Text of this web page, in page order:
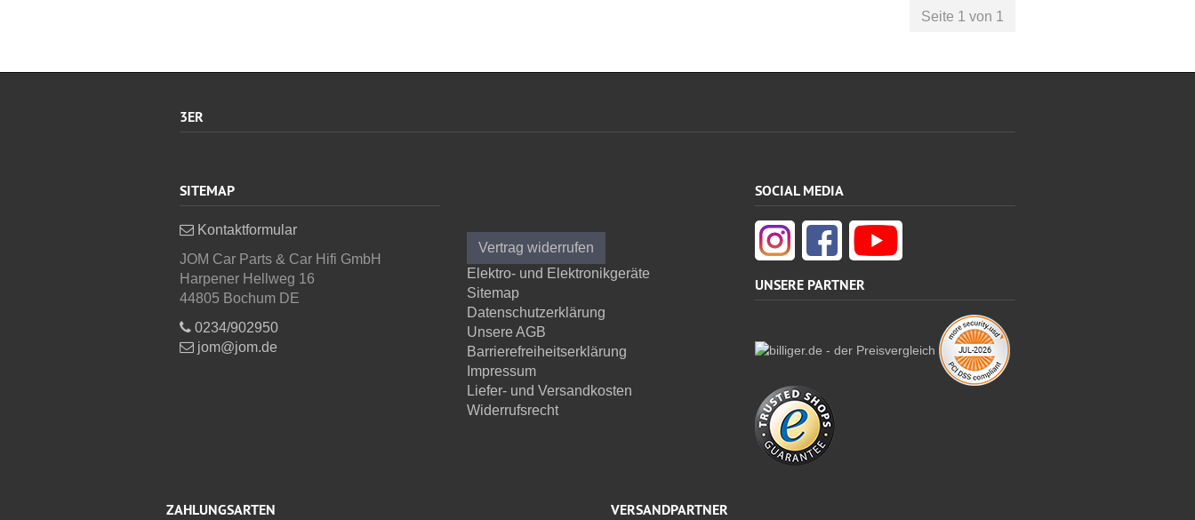
Seite 1 von 1
3ER
SITEMAP
Kontaktformular
JOM Car Parts & Car Hifi GmbH
Harpener Hellweg 16
44805 Bochum DE
0234/902950
jom@jom.de
Vertrag widerrufen
Elektro- und Elektronikgeräte
Sitemap
Datenschutzerklärung
Unsere AGB
Barrierefreiheitserklärung
Impressum
Liefer- und Versandkosten
Widerrufsrecht
SOCIAL MEDIA
UNSERE PARTNER
ZAHLUNGSARTEN VERSANDPARTNER